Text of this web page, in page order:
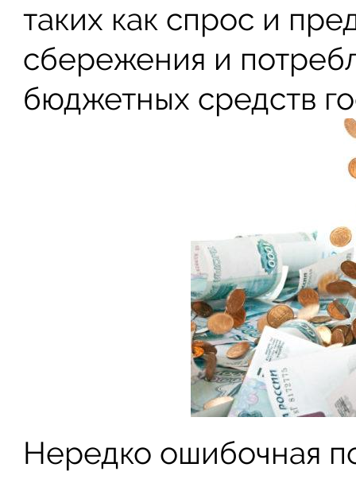
таких как спрос и
сбережения и
бюджетных средств
Нередко ошибочная